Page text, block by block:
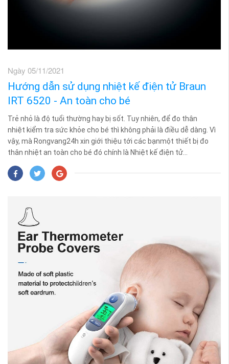
Ngày 05/11/2021
Hướng dẫn sử dụng nhiệt kế điện tử Braun
IRT 6520 - An toàn cho bé
Trẻ nhỏ là độ tuổi thường hay bị sốt. Tuy nhiên, để đo thân
nhiệt kiểm tra sức khỏe cho bé thì không phải là điều dễ dàng. Vì
vậy, mà Rongvang24h xin giới thiệu tới các bạnmột thiết bị đo
thân nhiệt an toàn cho bé đó chính là Nhiệt kế điện tử...